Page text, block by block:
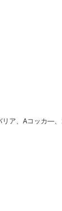
リア、Aコッカ―